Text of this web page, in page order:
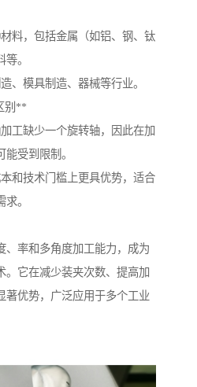
料，包括金属（如铝、钢、钛
。
、模具制造、器械等行业。
别**
工缺少一个旋转轴，因此在加
受到限制。
和技术门槛上更具优势，适合
。
、率和多角度加工能力，成为
。它在减少装夹次数、提高加
著优势，广泛应用于多个工业